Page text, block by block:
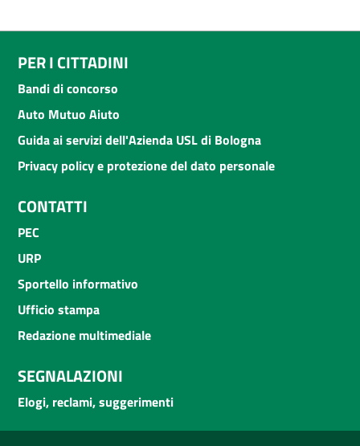
PER I CITTADINI
Bandi di concorso
Auto Mutuo Aiuto
Guida ai servizi dell'Azienda USL di Bologna
Privacy policy e protezione del dato personale
CONTATTI
PEC
URP
Sportello informativo
Ufficio stampa
Redazione multimediale
SEGNALAZIONI
Elogi, reclami, suggerimenti